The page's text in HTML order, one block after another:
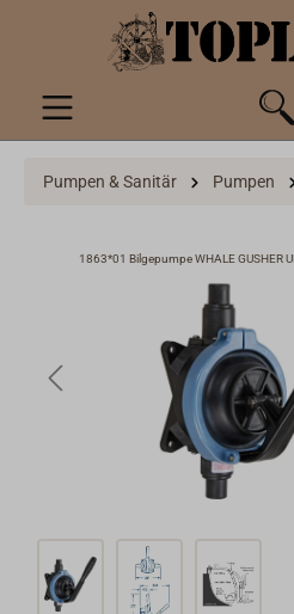
springen
Pumpen & Sanitär Pumpen
1863*01 Bilgepumpe WHALE GUSHER